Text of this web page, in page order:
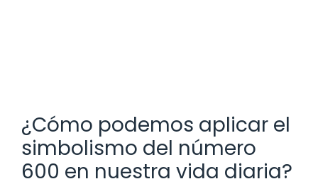
¿Cómo podemos aplicar el
simbolismo del número
600 en nuestra vida diaria?